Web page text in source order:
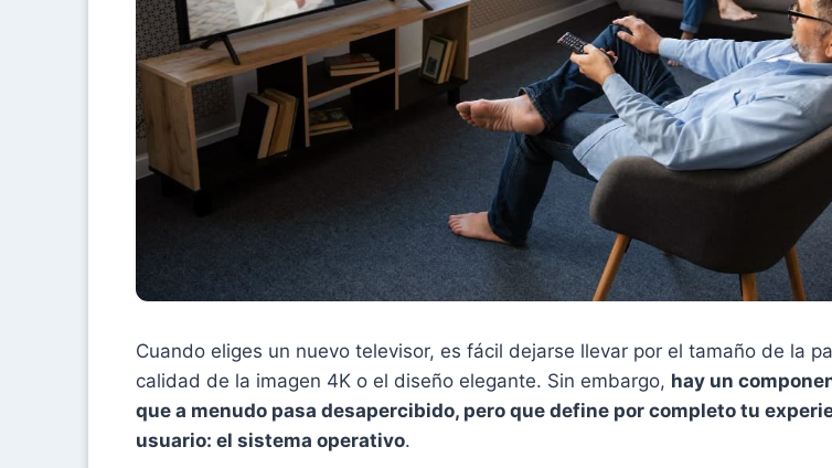
Cuando eliges un nuevo televisor, es fácil dejarse llevar por el tamaño de la
calidad de la imagen 4K o el diseño elegante. Sin embargo, hay un
que a menudo pasa desapercibido, pero que define por completo tu
usuario: el sistema operativo.